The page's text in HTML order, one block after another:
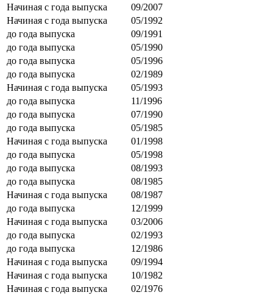
Начиная с года выпуска
09/2007
Начиная с года выпуска
05/1992
до года выпуска
09/1991
до года выпуска
05/1990
до года выпуска
05/1996
до года выпуска
02/1989
Начиная с года выпуска
05/1993
до года выпуска
11/1996
до года выпуска
07/1990
до года выпуска
05/1985
Начиная с года выпуска
01/1998
до года выпуска
05/1998
до года выпуска
08/1993
до года выпуска
08/1985
Начиная с года выпуска
08/1987
до года выпуска
12/1999
Начиная с года выпуска
03/2006
до года выпуска
02/1993
до года выпуска
12/1986
Начиная с года выпуска
09/1994
Начиная с года выпуска
10/1982
Начиная с года выпуска
02/1976